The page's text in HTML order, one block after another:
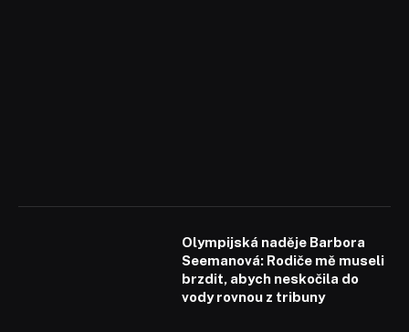
Olympijská naděje Barbora
Seemanová: Rodiče mě museli
brzdit, abych neskočila do
vody rovnou z tribuny